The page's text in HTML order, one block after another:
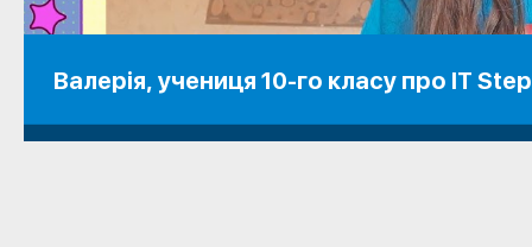
Валерія, учениця 10-го класу про IT